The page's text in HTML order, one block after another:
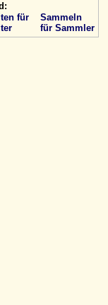
für
Sammeln
für Sammler